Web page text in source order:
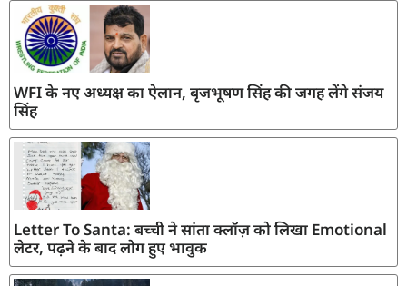
WFI के नए अध्यक्ष का ऐलान, बृजभूषण सिंह की जगह लेंगे संजय
सिंह
Letter To Santa: बच्ची ने सांता क्लॉज़ को लिखा Emotional
लेटर, पढ़ने के बाद लोग हुए भावुक